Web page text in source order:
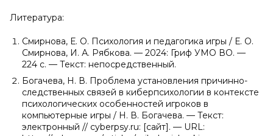
Литература:
Смирнова, Е. О. Психология и педагогика игры / Е. О.
Смирнова, И. А. Рябкова. — 2024: Гриф УМО ВО. —
224 c. — Текст: непосредственный.
Богачева, Н. В. Проблема установления причинно-
следственных связей в киберпсихологии в контексте
психологических особенностей игроков в
компьютерные игры / Н. В. Богачева. — Текст:
электронный // cyberpsy.ru: [сайт]. — URL: